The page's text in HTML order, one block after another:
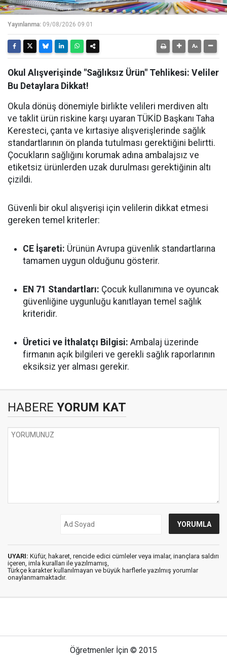
Yayınlanma: 09/08/2026 09:01
Okul Alışverişinde "Sağlıksız Ürün" Tehlikesi: Veliler
Bu Detaylara Dikkat!
Okula dönüş dönemiyle birlikte velileri merdiven altı
ve taklit ürün riskine karşı uyaran TÜKİD Başkanı Taha
Keresteci, çanta ve kırtasiye alışverişlerinde sağlık
standartlarının ön planda tutulması gerektiğini belirtti.
Çocukların sağlığını korumak adına ambalajsız ve
etiketsiz ürünlerden uzak durulması gerektiğinin altı
çizildi.
Güvenli bir okul alışverişi için velilerin dikkat etmesi
gereken temel kriterler:
CE İşareti: Ürünün Avrupa güvenlik standartlarına
tamamen uygun olduğunu gösterir.
EN 71 Standartları: Çocuk kullanımına ve oyuncak
güvenliğine uygunluğu kanıtlayan temel sağlık
kriteridir.
Üretici ve İthalatçı Bilgisi: Ambalaj üzerinde
firmanın açık bilgileri ve gerekli sağlık raporlarının
eksiksiz yer alması gerekir.
HABERE YORUM KAT
UYARI: Küfür, hakaret, rencide edici cümleler veya imalar, inançlara saldırı
içeren, imla kuralları ile yazılmamış,
Türkçe karakter kullanılmayan ve büyük harflerle yazılmış yorumlar
onaylanmamaktadır.
Öğretmenler İçin © 2015